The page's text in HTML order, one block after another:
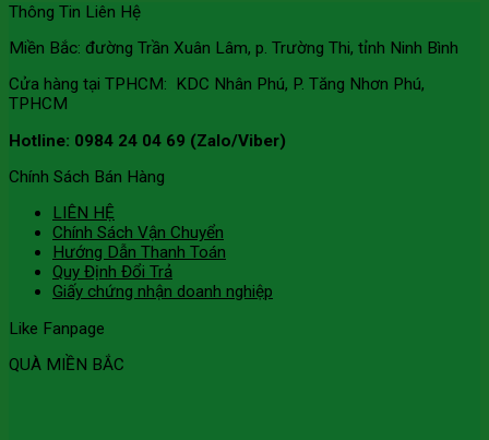
Thông Tin Liên Hệ
Miền Bắc: đường Trần Xuân Lâm, p. Trường Thi, tỉnh Ninh Bình
Cửa hàng tại TPHCM: KDC Nhân Phú, P. Tăng Nhơn Phú,
TPHCM
Hotline: 0984 24 04 69 (Zalo/Viber)
Chính Sách Bán Hàng
LIÊN HỆ
Chính Sách Vận Chuyển
Hướng Dẫn Thanh Toán
Quy Định Đổi Trả
Giấy chứng nhận doanh nghiệp
Like Fanpage
QUÀ MIỀN BẮC